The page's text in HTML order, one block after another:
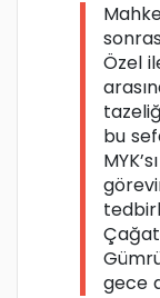
Özel
bu
gece